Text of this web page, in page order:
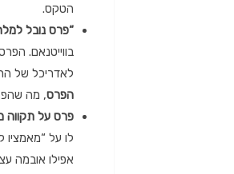
הטקס.
“פרס נובל
בווייטנאם.
לאדריכל של
הפרס, מה
פרס על תקווה
לו על “מאמציו
אפילו אובמה